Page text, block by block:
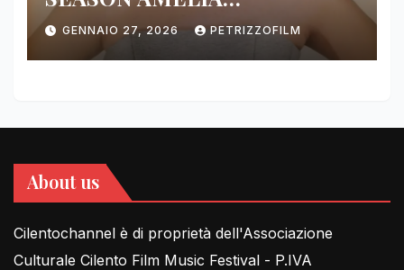
DIMOLDENBERG RETURNS
FOR THIRD YEAR
GENNAIO 27, 2026 PETRIZZOFILM
About us
Cilentochannel è di proprietà dell'Associazione
Culturale Cilento Film Music Festival - P.IVA